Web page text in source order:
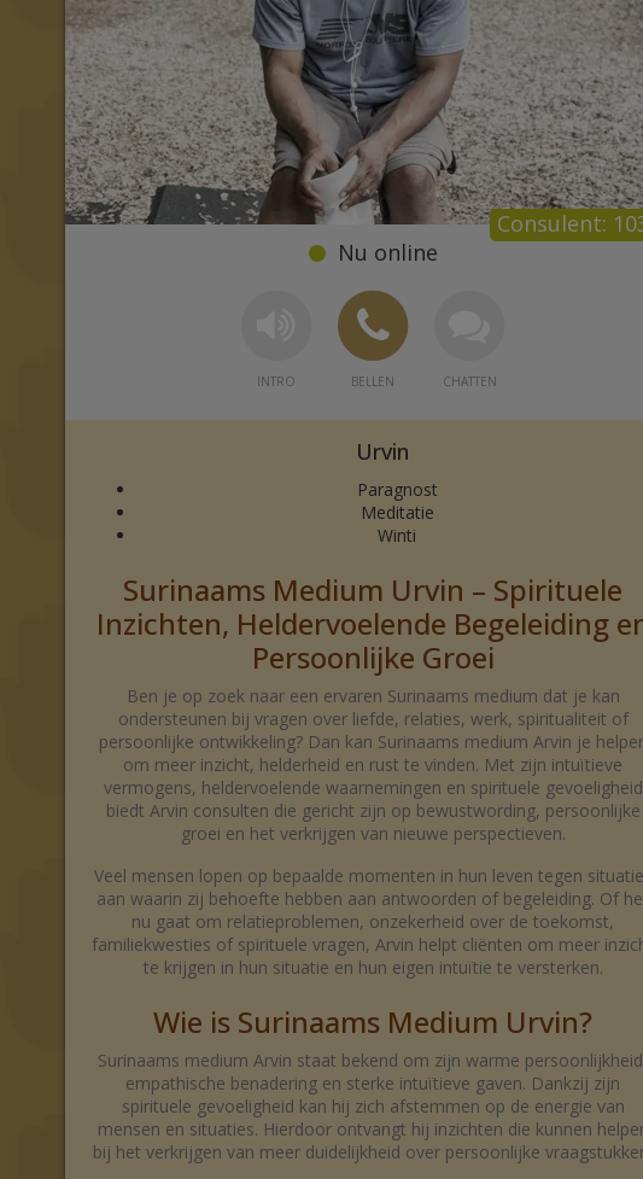
Urvin
Paragnost
Meditatie
Winti
Surinaams Medium Urvin – Spirituele
Inzichten, Heldervoelende Begeleiding
Persoonlijke Groei
Ben je op zoek naar een ervaren Surinaams medium dat je kan
ondersteunen bij vragen over liefde, relaties, werk, spiritualiteit of
persoonlijke ontwikkeling? Dan kan Surinaams medium Arvin je
om meer inzicht, helderheid en rust te vinden. Met zijn intuïtieve
vermogens, heldervoelende waarnemingen en spirituele gevoeligheid
biedt Arvin consulten die gericht zijn op bewustwording, persoonlijke
groei en het verkrijgen van nieuwe perspectieven.
Veel mensen lopen op bepaalde momenten in hun leven tegen
aan waarin zij behoefte hebben aan antwoorden of begeleiding. Of
nu gaat om relatieproblemen, onzekerheid over de toekomst,
familiekwesties of spirituele vragen, Arvin helpt cliënten om meer
te krijgen in hun situatie en hun eigen intuïtie te versterken.
Wie is Surinaams Medium Urvin?
Surinaams medium Arvin staat bekend om zijn warme
empathische benadering en sterke intuïtieve gaven. Dankzij zijn
spirituele gevoeligheid kan hij zich afstemmen op de energie van
mensen en situaties. Hierdoor ontvangt hij inzichten die kunnen
bij het verkrijgen van meer duidelijkheid over persoonlijke